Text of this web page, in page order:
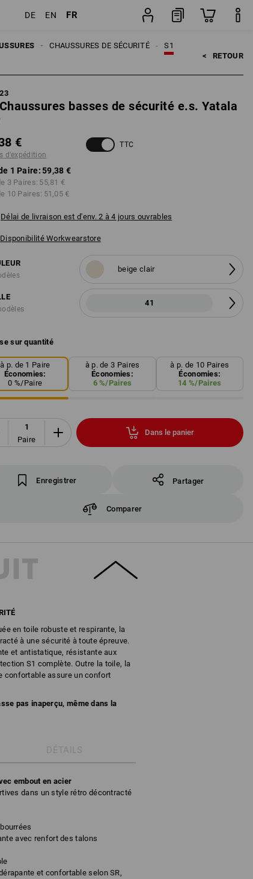
DE EN FR
S1
CHAUSSURES DE SÉCURITÉ
< RETOUR
basses de sécurité e.s. Yatala
€
d'expédition
TTC
1 Paire:59,38 €
3 Paires: 55,81 €
10 Paires: 51,05 €
Délai de livraison est d'env. 2 à 4 jours ouvrables
Disponibilité Workwearstore
beige clair
41
sur quantité
à p. de 1 Paire
Économies:
0 %/Paire
à p. de 3 Paires
Économies:
6%/Paires
à p. de 10 Paires
Économies:
14 %/Paires
Paire
Dans le panier
Enregistrer Partager
Comparer
en toile robuste et respirante, la
à une sécurité à toute épreuve.
et antistatique, résistante aux
S1 complète. Outre la toile, la
confortable assure un confort
pas inaperçu, même dans la
DÉTAILS
embout en acier
dans un style rétro décontracté
avec renfort des talons
et confortable selon SR,